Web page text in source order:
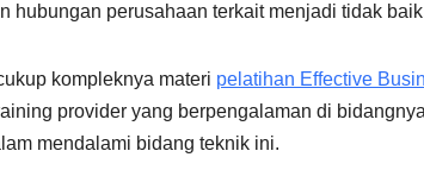
hubungan perusahaan terkait menjadi tidak
kompleknya materi pelatihan Effective
provider yang berpengalaman di
mendalami bidang teknik ini.